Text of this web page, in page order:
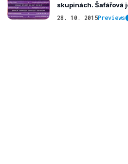
skupinách. Šafářová
28. 10. 2015Previews